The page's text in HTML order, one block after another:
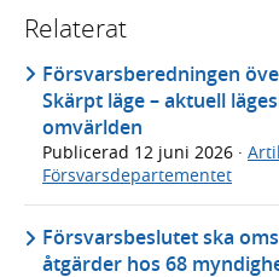
Relaterat
Försvarsberedningen
Skärpt läge – aktuell
omvärlden
Publicerad 12 juni 2026 ·
Försvarsdepartementet
Försvarsbeslutet ska
åtgärder hos 68